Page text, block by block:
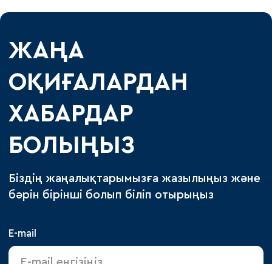
ЖАҢА
ОҚИҒАЛАРДАН
ХАБАРДАР
БОЛЫҢЫЗ
Біздің жаңалықтарымызға жазылыңыз және
бәрін бірінші болып біліп отырыңыз
E-mail